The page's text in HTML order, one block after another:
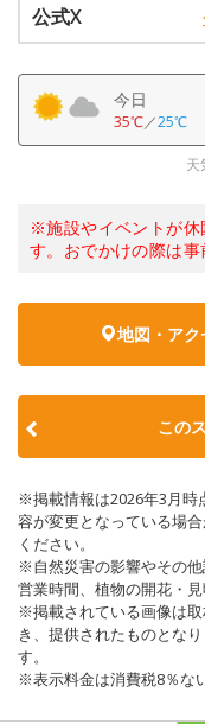
公式X
今日
35℃／25℃
天
※施設やイベントが休
す。おでかけの際は事
地図・ア
この
※掲載情報は2026年3月時
容が変更となっている場
ください。
※自然災害の影響やその
営業時間、植物の開花・
※掲載されている画像は
き、提供されたものとな
す。
※表示料金は消費税8％な